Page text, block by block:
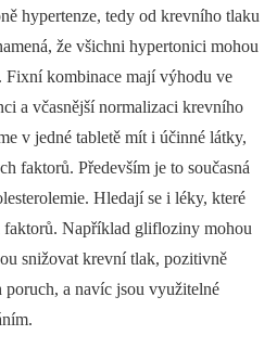
hypertenze, tedy od krevního tlaku
že všichni hypertonici mohou
kombinace mají výhodu ve
a včasnější normalizaci krevního
v jedné tabletě mít i účinné látky,
faktorů. Především je to současná
Hledají se i léky, které
Například glifloziny mohou
snižovat krevní tlak, pozitivně
poruch, a navíc jsou využitelné